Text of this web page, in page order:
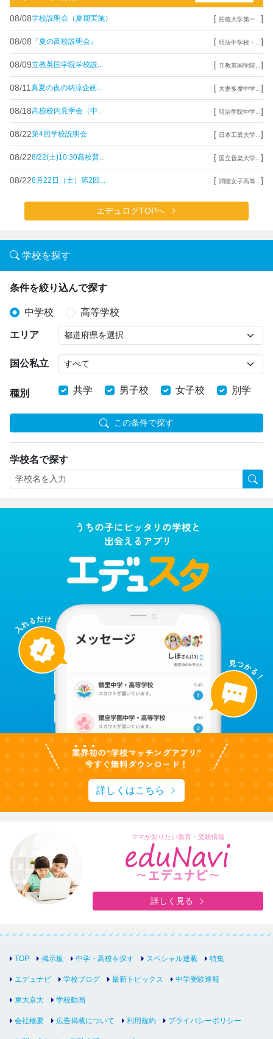
08/08学校説明会（夏期実施） [ 拓殖大学第一... ]
08/08 『夏の高校説明会』 [ 明法中学校・... ]
08/09立教英国学院学校説... [ 立教英国学院... ]
08/11 真夏の夜の納涼企画... [ 大妻多摩中学... ]
08/18高校校内見学会（中... [ 明治学院中学... ]
08/22第4回学校説明会 [ 日本工業大学... ]
08/228/22(土)10:30高校普... [ 国立音楽大学... ]
08/228月22日（土）第2回... [ 潤徳女子高等... ]
エデュログTOPへ
学校を探す
条件を絞り込んで探す
中学校 高等学校
エリア
国公私立
種別 共学 男子校 女子校 別学
この条件で探す
学校名で探す
詳しくはこちら
ママが知りたい教育・受験情報
詳しく見る
TOP 掲示板 中学・高校を探す スペシャル連載 特集
エデュナビ 学校ブログ 最新トピックス 中学受験速報
東大京大 学校動画
会社概要 広告掲載について 利用規約 プライバシーポリシー